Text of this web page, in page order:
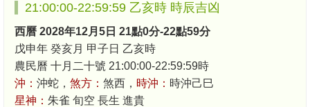
21:00:00-22:59:59 乙亥時 時辰吉凶
西曆 2028年12月5日 21點0分-22點59分
戊申年 癸亥月 甲子日 乙亥時
農民曆 十月二十號 21:00:00-22:59:59時
沖： 沖蛇， 煞方： 煞西， 時沖： 時沖己巳
星神： 朱雀 旬空 長生 進貴